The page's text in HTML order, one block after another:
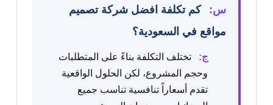
س:
كم تكلفة افضل شركة تصميم
مواقع في السعودية؟
ج:
تختلف التكلفة بناءً على المتطلبات
وحجم المشروع، لكن الحلول الواقعية
تقدم أسعاراً تنافسية تناسب جميع